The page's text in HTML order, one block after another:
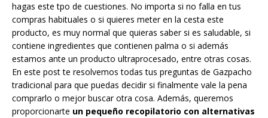
hagas este tpo de cuestiones. No importa si no falla en tus
compras habituales o si quieres meter en la cesta este
producto, es muy normal que quieras saber si es saludable, si
contiene ingredientes que contienen palma o si además
estamos ante un producto ultraprocesado, entre otras cosas.
En este post te resolvemos todas tus preguntas de Gazpacho
tradicional para que puedas decidir si finalmente vale la pena
comprarlo o mejor buscar otra cosa. Además, queremos
proporcionarte un pequeño recopilatorio con alternativas